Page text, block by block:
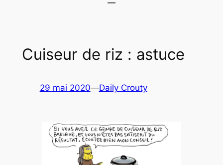
Cuiseur de riz : astuce
29 mai 2020—Daily Crouty